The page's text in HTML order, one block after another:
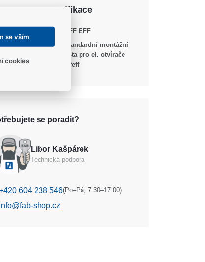
a specifikace
EFF EFF
Standardní montážní
lišta pro el. otvírače
effeff
se poradit?
Libor Kašpárek
Technická podpora
604 238 546(Po–Pá, 7:30–17:00)
info@fab-shop.cz
se vším
cookies